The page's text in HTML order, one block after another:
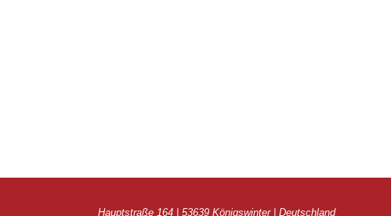
Hauptstraße 164 | 53639 Königswinter | Deutschland